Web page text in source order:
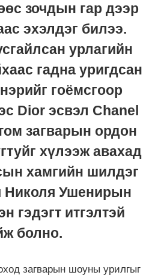
зочдын гар дээр
эхэлдэг билээ.
урлагийн
гадна уригдсан
гоёмсгоор
Dior эсвэл Chanel
загварын ордон
хүлээж авахад
хамгийн шилдэг
Николя Ушенирын
гэдэгт итгэлтэй
болно.
загварын шоуны урилгыг